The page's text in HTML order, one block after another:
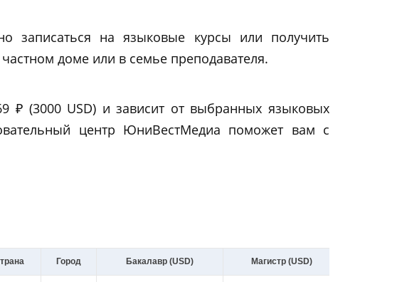
записаться на языковые курсы или получить
доме или в семье преподавателя.
₽ (3000 USD) и зависит от выбранных языковых
центр ЮниВестМедиа поможет вам c
Город Бакалавр (USD) Магистр (USD)